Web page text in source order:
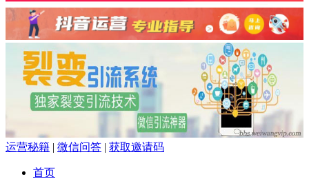
运营秘籍 | 微信问答 | 获取邀请码
首页